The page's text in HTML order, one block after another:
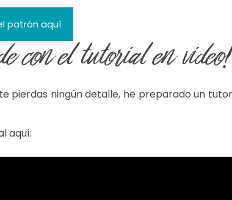
patrón aquí
con el tutorial en video!
pierdas ningún detalle, he preparado un
aquí: